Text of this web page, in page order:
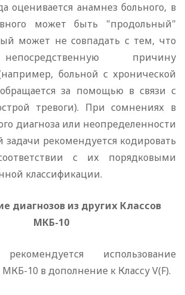
оценивается анамнез больного, в
может быть "продольный"
может не совпадать с тем, что
причину
больной с хронической
за помощью в связи с
тревоги). При сомнениях в
диагноза или неопределенности
задачи рекомендуется кодировать
с их порядковыми
классификации.
диагнозов из других Классов
МКБ-10
использование
10 в дополнение к Классу V(F).